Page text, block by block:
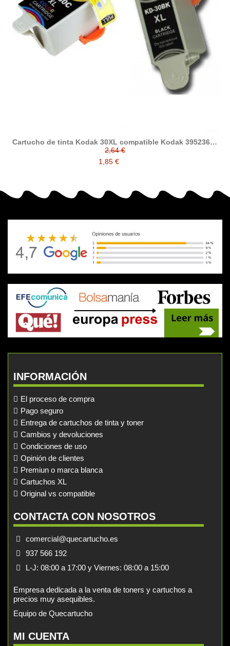
Cartucho de tinta Kodak 30XL compatible Kodak 3952363 /
3952371
2,64 €
1,85 €
INFORMACIÓN
El proceso de compra
Pago seguro
Entrega de cartuchos de tinta y toner
Cambios y devoluciones
Condiciones de uso
Opinión de clientes
Premiun o marca blanca
Cartuchos XL
Original vs compatible
CONTACTA CON NOSOTROS
comercial@quecartucho.es
937 566 192
L-J: 08:00 a 17:00 y Viernes: 08:00 a 15:00
Empresa dedicada a la venta de toners y cartuchos a
precios muy asequibles.
Equipo de Quecartucho
MI CUENTA